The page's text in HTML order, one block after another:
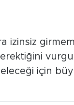
izinsiz
için